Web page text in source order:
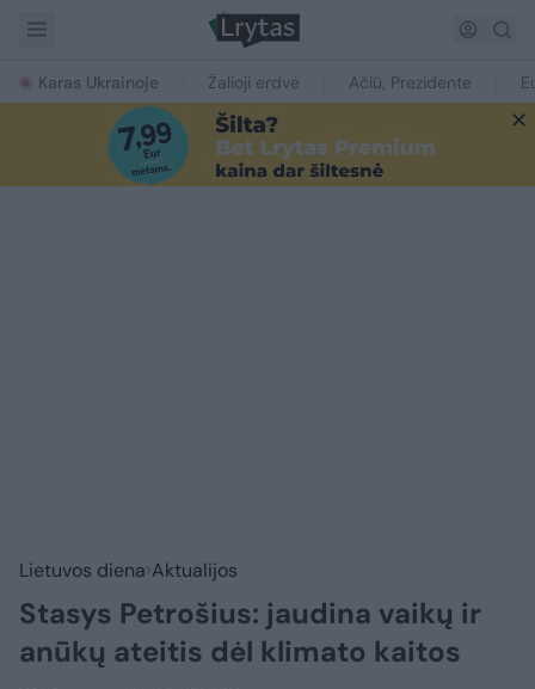
Karas Ukrainoje Žalioji erdvė Ačiū, Prezidente
Lietuvos diena Aktualijos
Stasys Petrošius: jaudina vaikų ir
anūkų ateitis dėl klimato kaitos